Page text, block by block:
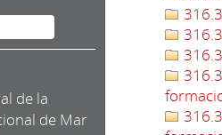
de la
de Mar